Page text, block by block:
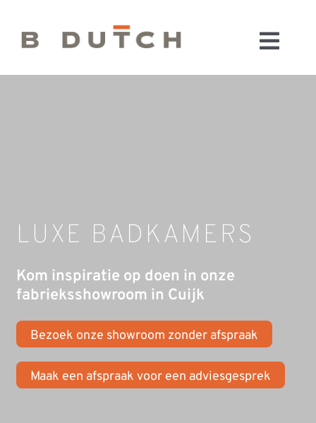
inhoud
HOME
WEBSHOP
OUTLET
REVIEWS
CONTACT
LUXE BADKAMERS
Kom inspiratie op doen in onze
fabrieksshowroom in Cuijk
Bezoek onze showroom zonder afspraak
Maak een afspraak voor een adviesgesprek